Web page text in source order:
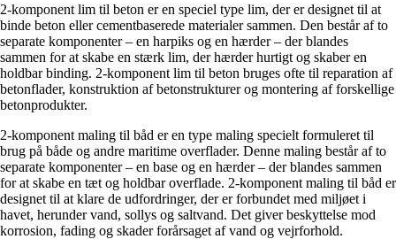
2-komponent lim til beton er en speciel type lim, der er designet til at
binde beton eller cementbaserede materialer sammen. Den består af to
separate komponenter – en harpiks og en hærder – der blandes
sammen for at skabe en stærk lim, der hærder hurtigt og skaber en
holdbar binding. 2-komponent lim til beton bruges ofte til reparation af
betonflader, konstruktion af betonstrukturer og montering af forskellige
betonprodukter.
2-komponent maling til båd er en type maling specielt formuleret til
brug på både og andre maritime overflader. Denne maling består af to
separate komponenter – en base og en hærder – der blandes sammen
for at skabe en tæt og holdbar overflade. 2-komponent maling til båd er
designet til at klare de udfordringer, der er forbundet med miljøet i
havet, herunder vand, sollys og saltvand. Det giver beskyttelse mod
korrosion, fading og skader forårsaget af vand og vejrforhold.